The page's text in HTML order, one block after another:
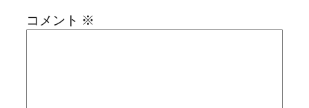
コメント ※